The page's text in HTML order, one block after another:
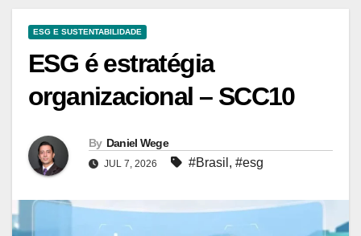
ESG E SUSTENTABILIDADE
ESG é estratégia
organizacional – SCC10
By Daniel Wege
JUL 7, 2026 #Brasil , #esg